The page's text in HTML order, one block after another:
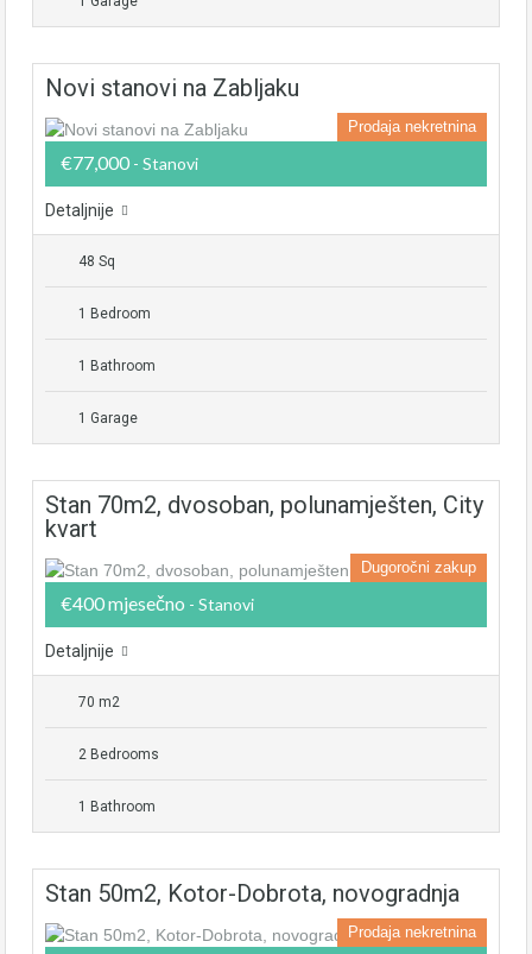
Novi stanovi na Zabljaku
Prodaja nekretnina
€77,000 - Stanovi
Detaljnije
48 Sq
1 Bedroom
1 Bathroom
1 Garage
Stan 70m2, dvosoban, polunamješten, City
kvart
Dugoročni zakup
€400 mjesečno - Stanovi
Detaljnije
70 m2
2 Bedrooms
1 Bathroom
Stan 50m2, Kotor-Dobrota, novogradnja
Prodaja nekretnina